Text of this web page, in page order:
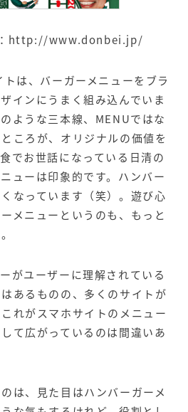
http://www.donbei.jp/
は、バーガーメニューをブラ
インにうまく組み込んでいま
ような三本線、 MENUではな
ころが、オリジナルの価値を
でお世話になっている日清の
ューは印象的です。ハンバー
なっています（笑）。 遊び心
メニューというのも、もっと
がユーザーに理解されている
あるものの、多くのサイトが
れがスマホサイトのメニュー
て広がっているのは間違いあ
は、見た目はハンバーガーメ